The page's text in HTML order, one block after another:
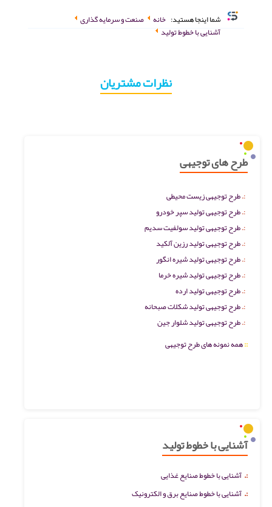
شما اینجا هستید: خانه
صنعت و سرمایه گذاری
آشنایی با خطوط تولید
نظرات مشتریان
طرح های توجیهی
طرح توجیهی زیست محیطی
طرح توجیهی تولید سپر خودرو
طرح توجیهی تولید سولفیت سدیم
طرح توجیهی تولید رزین آلکید
طرح توجیهی تولید شیره انگور
طرح توجیهی تولید شیره خرما
طرح توجیهی تولید ارده
طرح توجیهی تولید شکلات صبحانه
طرح توجیهی تولید شلوار جین
::همه نمونه های طرح توجیهی
آشنایی با خطوط تولید
:. آشنایی با خطوط صنایع غذایی
:. آشنایی با خطوط صنایع برق و الکترونیک